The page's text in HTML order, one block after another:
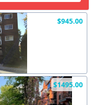
$945.00
$1495.00